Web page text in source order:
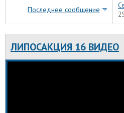
Последнее сообщение
ЛИПОСАКЦИЯ 16 ВИДЕО